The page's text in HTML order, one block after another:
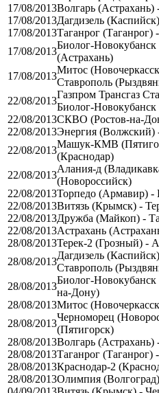
17/08/2013Волгарь
17/08/2013Дагдизель
17/08/2013Таганрог
17/08/2013
Биолог-
(Астрахань)
17/08/2013
Митос
Ставрополь
22/08/2013
Газпром Трансгаз
Биолог-Новокубанск
22/08/2013СКВО (Ростов-на-
22/08/2013Энергия (Волжский)
22/08/2013
Машук-КМВ
(Краснодар)
22/08/2013
Алания-д
(Новороссийск)
22/08/2013Торпедо (Армавир) -
22/08/2013Витязь (Крымск) -
22/08/2013Дружба (Майкоп) -
22/08/2013Астрахань
28/08/2013Терек-2 (Грозный) -
28/08/2013
Дагдизель
Ставрополь
28/08/2013
Биолог-
на-Дону)
28/08/2013Митос
28/08/2013
Черноморец
(Пятигорск)
28/08/2013Волгарь
28/08/2013Таганрог
28/08/2013Краснодар-2
28/08/2013Олимпия